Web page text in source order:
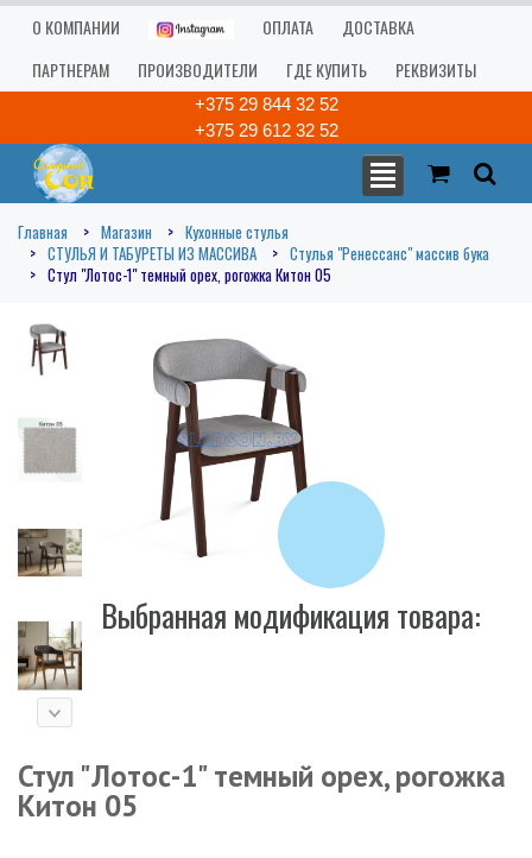
О КОМПАНИИ ОПЛАТА
ДОСТАВКА
ПАРТНЕРАМ
ПРОИЗВОДИТЕЛИ ГДЕ КУПИТЬ РЕКВИЗИТЫ
+375 29 844 32 52
+375 29 612 32 52
Главная Магазин
Кухонные стулья
СТУЛЬЯ И ТАБУРЕТЫ ИЗ МАССИВА
Стулья "Ренессанс" массив бука
Стул "Лотос-1" темный орех, рогожка Китон 05
Выбранная модификация товара:
Стул "Лотос-1" темный орех, рогожка
Китон 05